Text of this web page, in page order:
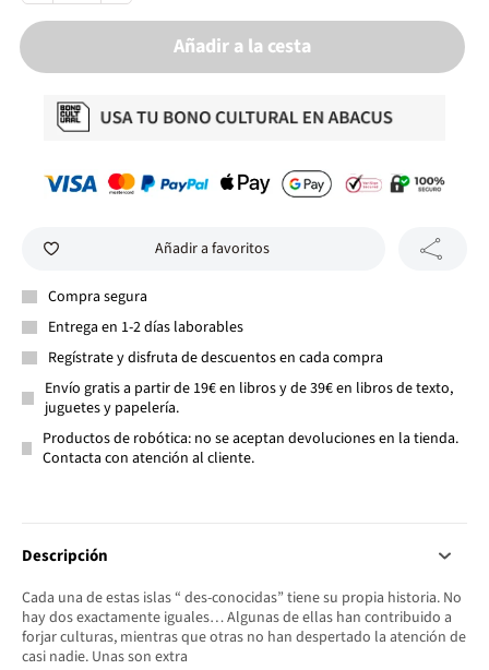
Añadir a la cesta
Añadir a favoritos
Compra segura
Entrega en 1-2 días laborables
Regístrate y disfruta de descuentos en cada compra
Envío gratis a partir de 19€ en libros y de 39€ en libros de texto,
juguetes y papelería.
Productos de robótica: no se aceptan devoluciones en la tienda.
Contacta con atención al cliente.
Descripción
Cada una de estas islas “ des-conocidas” tiene su propia historia. No
hay dos exactamente iguales… Algunas de ellas han contribuido a
forjar culturas, mientras que otras no han despertado la atención de
casi nadie. Unas son extra